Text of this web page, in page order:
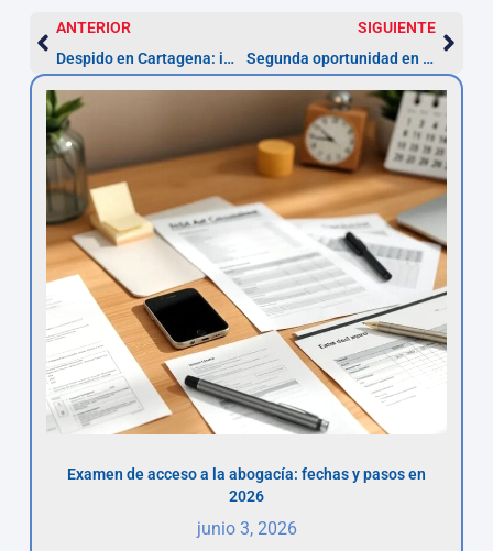
ANTERIOR
Despido en Cartagena: impugna en 20 días y cobra indemnización
SIGUIENTE
Segunda oportunidad en Cartagena: exoneración en meses
Examen de acceso a la abogacía: fechas y pasos en
2026
junio 3, 2026